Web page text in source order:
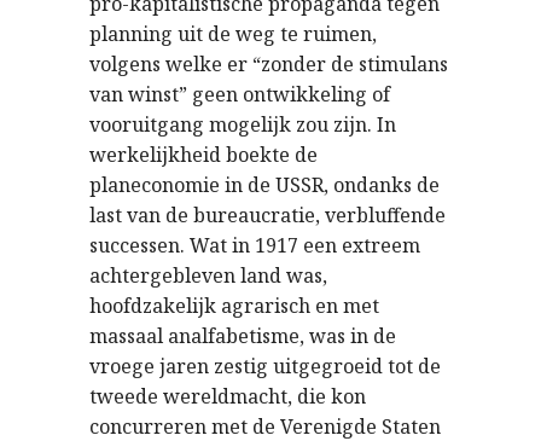
planning uit de weg te ruimen,
volgens welke er “zonder de stimulans
van winst” geen ontwikkeling of
vooruitgang mogelijk zou zijn. In
werkelijkheid boekte de
planeconomie in de USSR, ondanks de
last van de bureaucratie, verbluffende
successen. Wat in 1917 een extreem
achtergebleven land was,
hoofdzakelijk agrarisch en met
massaal analfabetisme, was in de
vroege jaren zestig uitgegroeid tot de
tweede wereldmacht, die kon
concurreren met de Verenigde Staten